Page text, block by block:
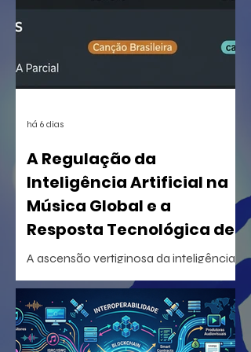
A Regulação da
Inteligência Artificial na
Música Global e a
Resposta Tecnológica de
Certificação
A ascensão vertiginosa da inteligência
artificial generativa na criação musical
desencadeou uma reorganização
estrutural sem precedentes na indústria
fonográfica mundial. Em um
há 6 dias